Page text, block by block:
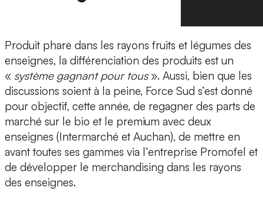
Produit phare dans les rayons fruits et légumes des
enseignes, la différenciation des produits est un
« système gagnant pour tous ». Aussi, bien que les
discussions soient à la peine, Force Sud s’est donné
pour objectif, cette année, de regagner des parts de
marché sur le bio et le premium avec deux
enseignes (Intermarché et Auchan), de mettre en
avant toutes ses gammes via l’entreprise Promofel et
de développer le merchandising dans les rayons
des enseignes.